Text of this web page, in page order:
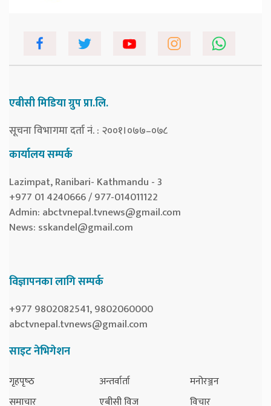
एबीसी मिडिया ग्रुप प्रा.लि.
सूचना विभागमा दर्ता नं. : २००१।०७७–०७८
कार्यालय सम्पर्क
Lazimpat, Ranibari- Kathmandu - 3
+977 01 4240666 / 977-014011122
Admin: abctvnepal.tvnews@gmail.com
News: sskandel@gmail.com
विज्ञापनका लागि सम्पर्क
+977 9802082541, 9802060000
abctvnepal.tvnews@gmail.com
साइट नेभिगेशन
गृहपृष्‍ठ
समाचार
अन्तर्वार्ता
एबीसी विज
मनोरञ्जन
विचार